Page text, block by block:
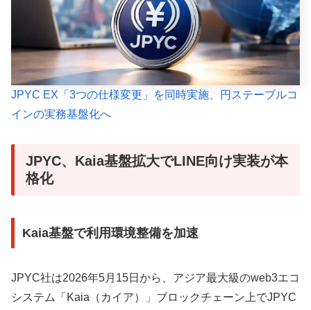
JPYC EX「3つの仕様変更」を同時実施、円ステーブルコ
インの実務基盤化へ
JPYC、Kaia基盤拡大でLINE向け実装が本
格化
Kaia基盤で利用環境整備を加速
JPYC社は2026年5月15日から、アジア最大級のweb3エコ
システム「Kaia（カイア）」ブロックチェーン上でJPYC